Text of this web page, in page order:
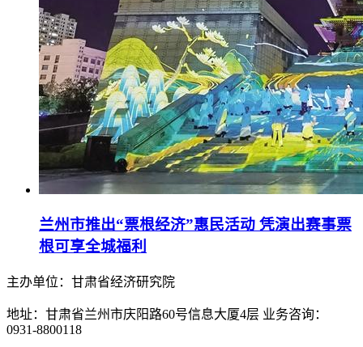
兰州市推出“票根经济”惠民活动 凭演出赛事票
根可享全城福利
主办单位：甘肃省经济研究院
地址：甘肃省兰州市庆阳路60号信息大厦4层 业务咨询：
0931-8800118